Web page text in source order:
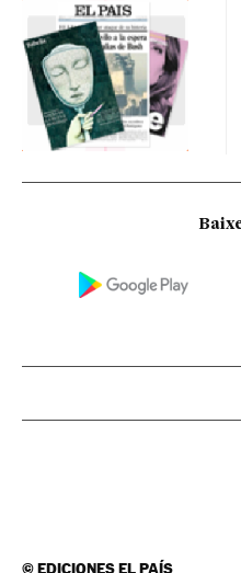
©EDICIONES EL PAÍS